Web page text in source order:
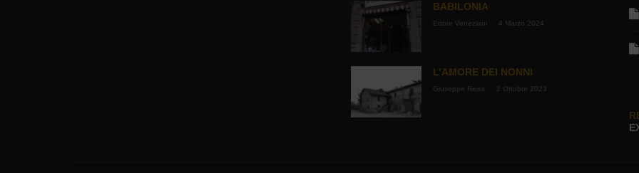
BABILONIA
Ettore Veneziani 4 Marzo 2024
L’AMORE DEI NONNI
Giuseppe Reiss 2 Ottobre 2023